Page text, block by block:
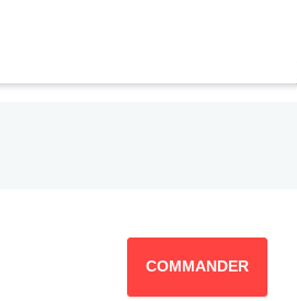
COMMANDER